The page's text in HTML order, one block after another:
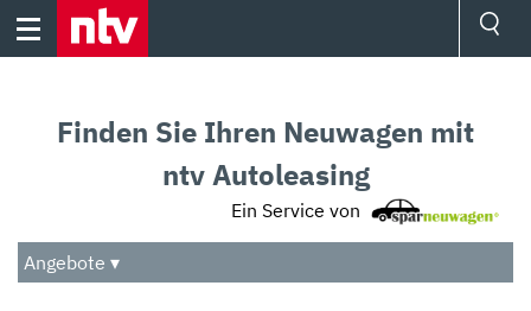
Skip
Audio
Das Beste
Finden Sie Ihren Neuwagen mit
ntv Autoleasing
Ein Service von
Angebote ▾